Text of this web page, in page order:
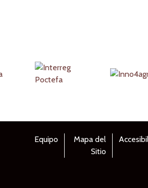
Equipo
Mapa del
Sitio